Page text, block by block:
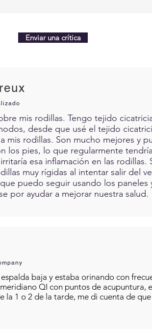
Enviar una crítica
mis rodillas. Tengo tejido
desde que usé el tejido
mis rodillas. Son mucho mejores y
los pies, lo que regularmente
esa inflamación en las
muy rígidas al intentar salir del
puedo seguir usando los paneles
por ayudar a mejorar nuestra salud.
baja y estaba orinando con
QI con puntos de
la 1 o 2 de la tarde, me di cuenta de